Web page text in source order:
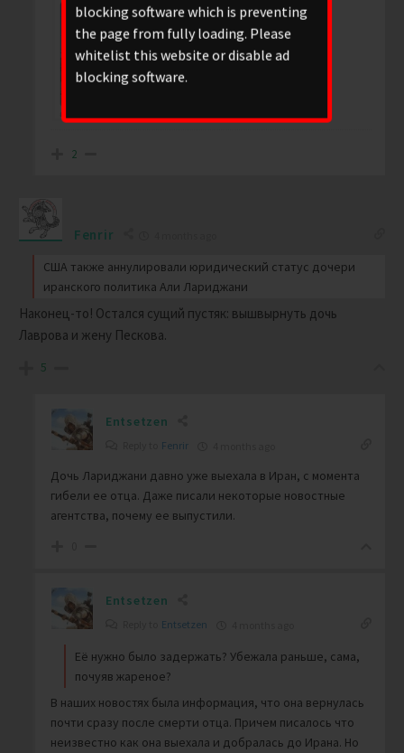
blocking software which is preventing
the page from fully loading. Please
whitelist this website or disable ad
blocking software.
2
Fenrir
США также аннулировали юридический статус дочери
иранского политика Али Лариджани
Наконец-то! Остался сущий пустяк: вышвырнуть дочь
Лаврова и жену Пескова.
5
Entsetzen
Fenrir
Дочь Лариджани давно уже выехала в Иран, с момента
гибели ее отца. Даже писали некоторые новостные
агентства, почему ее выпустили.
Entsetzen
Entsetzen
Её нужно было задержать? Убежала раньше, сама,
почуяв жареное?
В наших новостях была информация, что она вернулась
почти сразу после смерти отца. Причем писалось что
неизвестно как она выехала и добралась до Ирана. Но